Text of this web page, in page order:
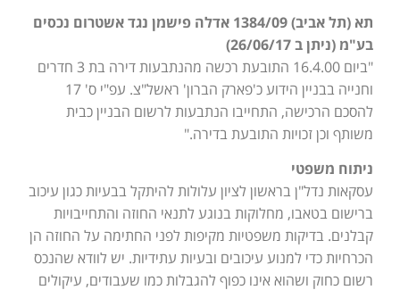
תא (תל אביב) 1384/09 אדלה פישמן נגד אשטרום נכסים
בע"מ (ניתן ב 26/06/17)
"ביום 16.4.00 התובעת רכשה מהנתבעות דירה בת 3 חדרים
וחנייה בבניין הידוע כ'פארק הברון' ראשל"צ. עפ"י ס' 17
להסכם הרכישה, התחייבו הנתבעות לרשום הבניין כבית
משותף וכן זכויות התובעת בדירה."
ניתוח משפטי
עסקאות נדל"ן בראשון לציון עלולות להיתקל בבעיות כגון עיכוב
ברישום בטאבו, מחלוקות בנוגע לתנאי החוזה והתחייבויות
קבלנים. בדיקות משפטיות מקיפות לפני החתימה על החוזה הן
הכרחיות כדי למנוע עיכובים ובעיות עתידיות. יש לוודא שהנכס
רשום כחוק ושהוא אינו כפוף להגבלות כמו שעבודים, עיקולים